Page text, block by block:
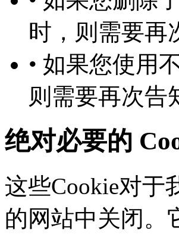
时，则需要
• 如果您使用
则需要再次告
绝对必要的
这些Cookie对于
的网站中关闭。